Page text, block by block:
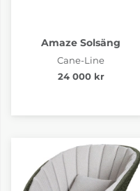
Amaze Solsäng
Cane-Line
24 000 kr